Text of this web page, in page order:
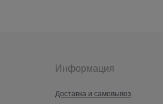
Информация
Доставка и самовывоз